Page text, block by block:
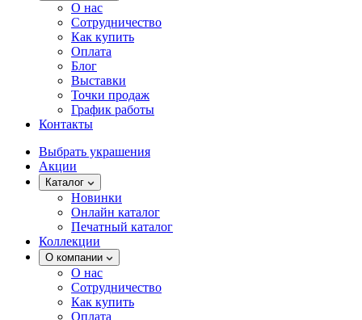
О нас
Сотрудничество
Как купить
Оплата
Блог
Выставки
Точки продаж
График работы
Контакты
Выбрать украшения
Акции
Каталог
Новинки
Онлайн каталог
Печатный каталог
Коллекции
О компании
О нас
Сотрудничество
Как купить
Оплата